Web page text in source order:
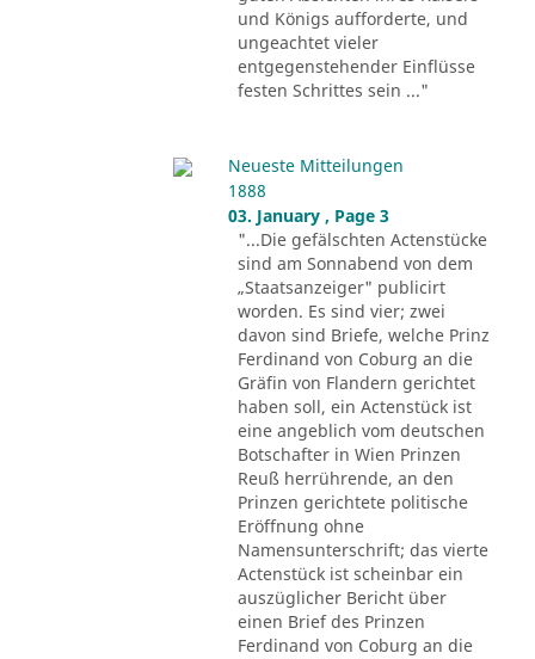
und Königs aufforderte, und
ungeachtet vieler
entgegenstehender Einflüsse
festen Schrittes sein ..."
Neueste Mitteilungen
1888
03. January , Page 3
"...Die gefälschten Actenstücke
sind am Sonnabend von dem
„Staatsanzeiger" publicirt
worden. Es sind vier; zwei
davon sind Briefe, welche Prinz
Ferdinand von Coburg an die
Gräfin von Flandern gerichtet
haben soll, ein Actenstück ist
eine angeblich vom deutschen
Botschafter in Wien Prinzen
Reuß herrührende, an den
Prinzen gerichtete politische
Eröffnung ohne
Namensunterschrift; das vierte
Actenstück ist scheinbar ein
auszüglicher Bericht über
einen Brief des Prinzen
Ferdinand von Coburg an die